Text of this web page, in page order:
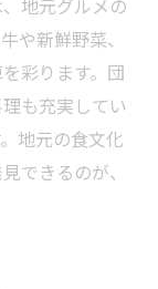
や新鮮野菜、
彩ります。団
も充実してい
地元の食文化
できるのが、